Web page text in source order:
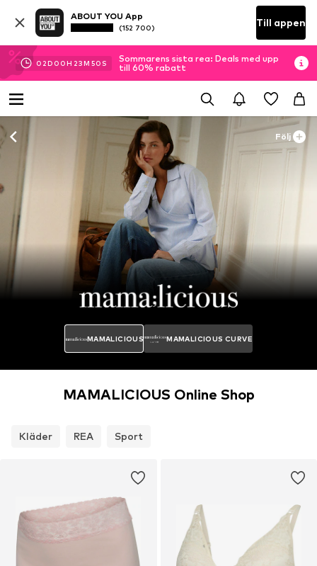
ABOUT YOU App
(152 700) Till appen
02D 00H 23M 48 S
Sommarens sista rea: Deals med upp
till 60% rabatt
Följ
MAMALICIOUS MAMALICIOUS CURVE
MAMALICIOUS Online Shop
Kläder REA Sport